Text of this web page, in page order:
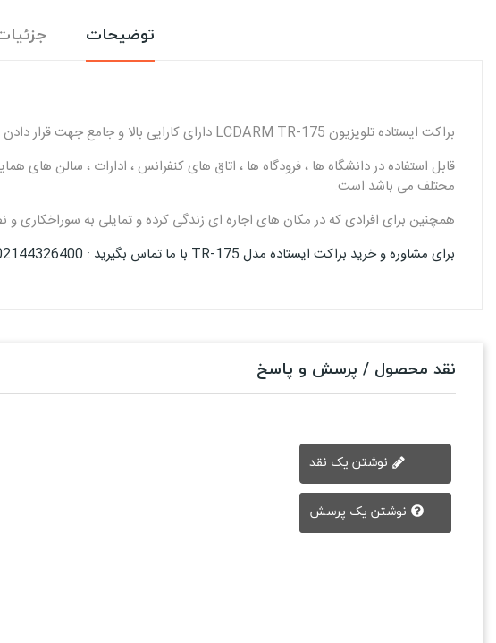
توضیحات
براکت ایستاده تلویزیون LCDARM TR-175 دارای کارایی بالا و جامع جهت قرار دادن انواع تلویزیون ها از نوع ( LCD-LED-OLED-مانیتور لمسی - مانیتور صنعتی و ... ) از تمامی برند ها می باشد.
قابل استفاده در دانشگاه ها ، فرودگاه ها ، اتاق های کنفرانس ، ادارات ، سالن
محتلف می باشد است.
همچنین برای افرادی که در مکان های اجاره ای زندگی کرده و تمایلی به سوراخکاری
برای مشاوره و خرید براکت ایستاده مدل TR-175 با ما تماس بگیرید : 02144326400
نقد محصول / پرسش و پاسخ
نوشتن یک پرسش